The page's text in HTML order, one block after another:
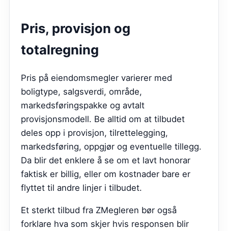
Pris, provisjon og
totalregning
Pris på eiendomsmegler varierer med
boligtype, salgsverdi, område,
markedsføringspakke og avtalt
provisjonsmodell. Be alltid om at tilbudet
deles opp i provisjon, tilrettelegging,
markedsføring, oppgjør og eventuelle tillegg.
Da blir det enklere å se om et lavt honorar
faktisk er billig, eller om kostnader bare er
flyttet til andre linjer i tilbudet.
Et sterkt tilbud fra ZMegleren bør også
forklare hva som skjer hvis responsen blir